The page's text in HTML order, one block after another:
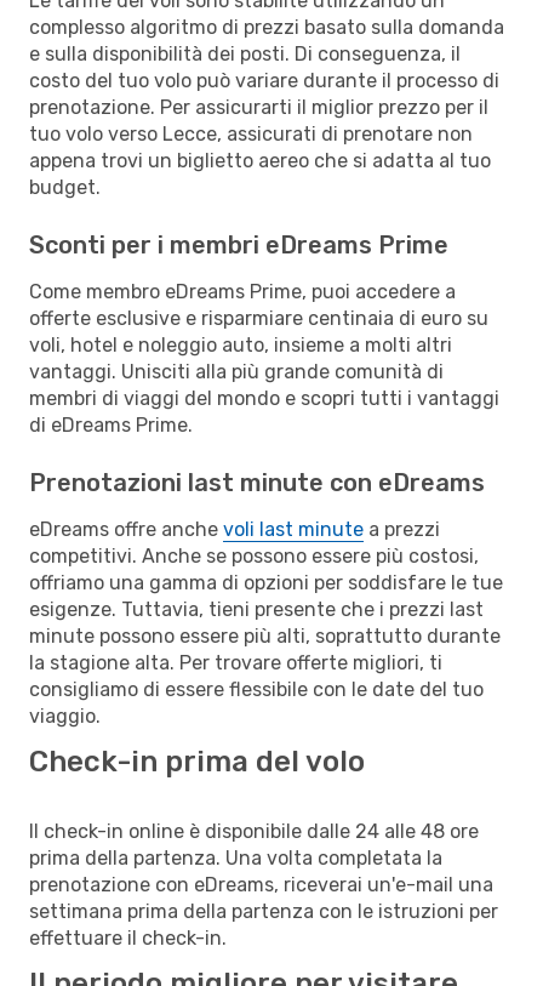
complesso algoritmo di prezzi basato sulla domanda
e sulla disponibilità dei posti. Di conseguenza, il
costo del tuo volo può variare durante il processo di
prenotazione. Per assicurarti il miglior prezzo per il
tuo volo verso Lecce, assicurati di prenotare non
appena trovi un biglietto aereo che si adatta al tuo
budget.
Sconti per i membri eDreams Prime
Come membro eDreams Prime, puoi accedere a
offerte esclusive e risparmiare centinaia di euro su
voli, hotel e noleggio auto, insieme a molti altri
vantaggi. Unisciti alla più grande comunità di
membri di viaggi del mondo e scopri tutti i vantaggi
di eDreams Prime.
Prenotazioni last minute con eDreams
eDreams offre anche voli last minute a prezzi
competitivi. Anche se possono essere più costosi,
offriamo una gamma di opzioni per soddisfare le tue
esigenze. Tuttavia, tieni presente che i prezzi last
minute possono essere più alti, soprattutto durante
la stagione alta. Per trovare offerte migliori, ti
consigliamo di essere flessibile con le date del tuo
viaggio.
Check-in prima del volo
Il check-in online è disponibile dalle 24 alle 48 ore
prima della partenza. Una volta completata la
prenotazione con eDreams, riceverai un'e-mail una
settimana prima della partenza con le istruzioni per
effettuare il check-in.